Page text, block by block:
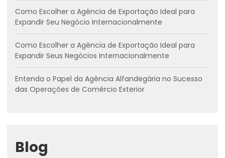
Como Escolher a Agência de Exportação Ideal para
Expandir Seu Negócio Internacionalmente
Como Escolher a Agência de Exportação Ideal para
Expandir Seus Negócios Internacionalmente
Entenda o Papel da Agência Alfandegária no Sucesso
das Operações de Comércio Exterior
Blog